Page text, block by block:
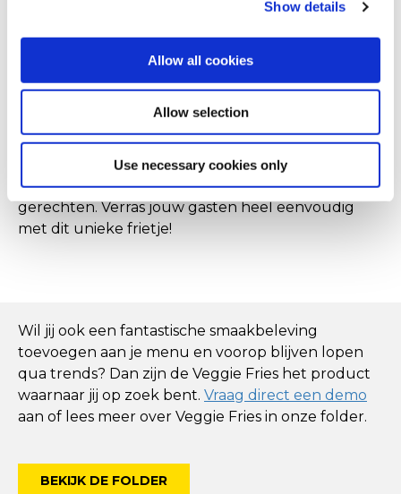
Show details
Allow all cookies
Allow selection
Use necessary cookies only
De dunne cut en de speciale coating van de
Veggie Fries zorgen altijd weer voor knapperige
friet. Bovendien is deze friet binnen tweeënhalve
bijgerecht valt in de smaak bij jong en oud, en ook
voor vegans en vegetariërs is het een welkome
afwisseling op de menukaart. Veggie Fries zijn hoe
dan ook een waardevolle aanvulling voor jouw
gerechten. Verras jouw gasten heel eenvoudig
met dit unieke frietje!
Wil jij ook een fantastische smaakbeleving
toevoegen aan je menu en voorop blijven lopen
qua trends? Dan zijn de Veggie Fries het product
waarnaar jij op zoek bent. Vraag direct een demo
aan of lees meer over Veggie Fries in onze folder.
BEKIJK DE FOLDER